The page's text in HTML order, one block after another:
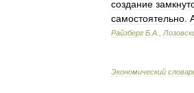
создание
самостоятельно
Райзберг Б А
Экономический